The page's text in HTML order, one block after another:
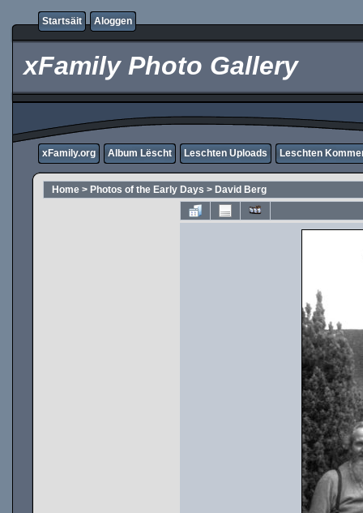
Startsäit Aloggen
xFamily Photo Gallery
xFamily.org Album Lëscht Leschten Uploads Leschten
Home > Photos of the Early Days > David Berg